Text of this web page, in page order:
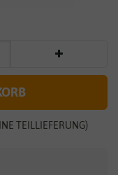
TEILLIEFERUNG)